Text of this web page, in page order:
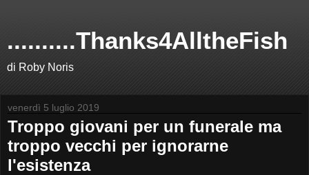
..........Thanks4AlltheFish
di Roby Noris
venerdì 5 luglio 2019
Troppo giovani per un funerale ma
troppo vecchi per ignorarne
l'esistenza